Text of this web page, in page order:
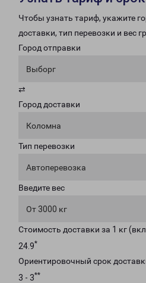
Чтобы узнать тариф, укажите
доставки, тип перевозки и вес
Город отправки
Выборг
⇄
Город доставки
Коломна
Тип перевозки
Автоперевозка
Введите вес
От 3000 кг
Стоимость доставки за 1 кг
24.9*
Ориентировочный срок
3 - 3**